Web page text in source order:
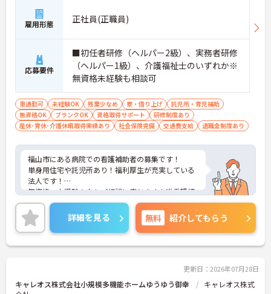
雇用形態 正社員(正職員)
応募要件
■初任者研修（ヘルパー2級）、実務者研修
（ヘルパー1級）、介護福祉士のいずれか※
無資格未経験も相談可
車通勤可 未経験OK 残業少なめ 寮・借り上げ
託児所・育児補助
無資格OK
ブランクOK 資格取得サポート
研修制度あり
産休･育休･介護休暇取得実績あり
社会保険完備 交通費支給 退職金制度あり
福山市にある病院での看護補助者の募集です！
単身用住宅や託児所あり！福利厚生が充実している
法人です！
無資格・未経験の方もご相談に応じます！准看護師
受験支援制度あり！学びたいこと・スキルアップを
目指す方を応援する環境があります！
ご興味ある方には、面接対策ポイントなど、さらに
詳細をお話しいたしますのでお気軽にご相談くださ
い！
詳細を見る 無料 紹介してもらう
更新日：2026年07月28日
キャレオス株式会社小規模多機能ホームゆうゆう御幸
キャレオス株式